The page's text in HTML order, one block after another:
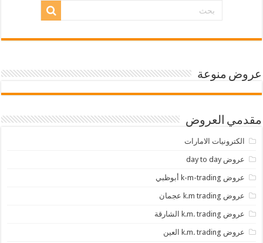
عروض منوعة
مقدمي العروض
الكترونيات الامارات
عروض day to day
عروض k-m-trading أبوظبي
عروض k.m trading عجمان
عروض k.m. trading الشارقة
عروض k.m. trading العين